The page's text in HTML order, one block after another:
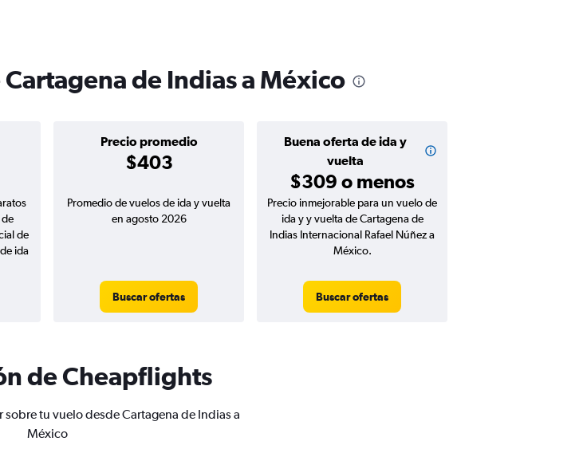
de Indias a México
Precio promedio
$403
Buena oferta de ida y
vuelta
$309 o menos
de
ida
Promedio de vuelos de ida y vuelta
en agosto 2026
Buscar ofertas
Precio inmejorable para un vuelo de
ida y y vuelta de Cartagena de
Indias Internacional Rafael Núñez a
México.
Buscar ofertas
de Cheapflights
sobre tu vuelo desde Cartagena de Indias a
México